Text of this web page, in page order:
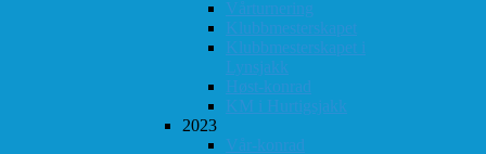
Vårturnering
Klubbmesterskapet
Klubbmesterskapet i
Lynsjakk
Høst-konrad
KM i Hurtigsjakk
2023
Vår-konrad